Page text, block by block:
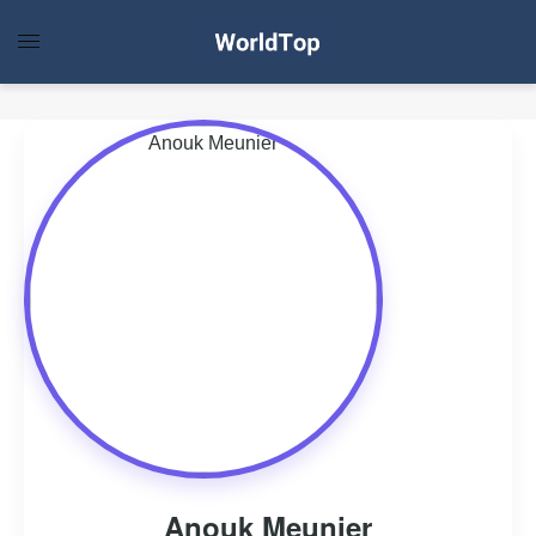
Anouk Meunier